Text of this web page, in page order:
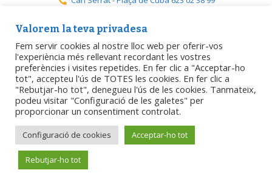
Créée par Matarogroc / ProjecteDigital.
Avertissement légal Politique de confidentialité
Politique relative aux cookies
Valorem la teva privadesa
Fem servir cookies al nostre lloc web per oferir-vos
l'experiència més rellevant recordant les vostres
preferències i visites repetides. En fer clic a "Acceptar-ho
tot", accepteu l'ús de TOTES les cookies. En fer clic a
"Rebutjar-ho tot", denegueu l'ús de les cookies. Tanmateix,
podeu visitar "Configuració de les galetes" per
proporcionar un consentiment controlat.
Configuració de cookies Acceptar-ho tot
Rebutjar-ho tot